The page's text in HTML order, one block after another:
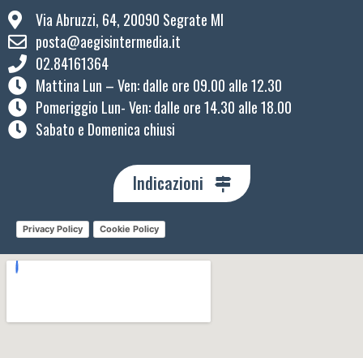
Via Abruzzi, 64, 20090 Segrate MI
posta@aegisintermedia.it
02.84161364
Mattina Lun – Ven: ​dalle ore 09.00 alle 12.30
Pomeriggio Lun- Ven: dalle ore 14.30 alle 18.00
Sabato e Domenica chiusi
Indicazioni
Privacy Policy Cookie Policy